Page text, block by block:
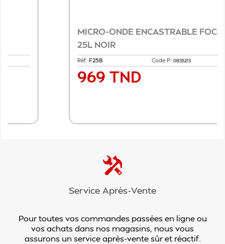
MICRO-ONDE ENCASTRABLE FOCUS
969 TND
Service Après-Vente
Pour toutes vos commandes passées en ligne ou
vos achats dans nos magasins, nous vous
assurons un service après-vente sûr et réactif.